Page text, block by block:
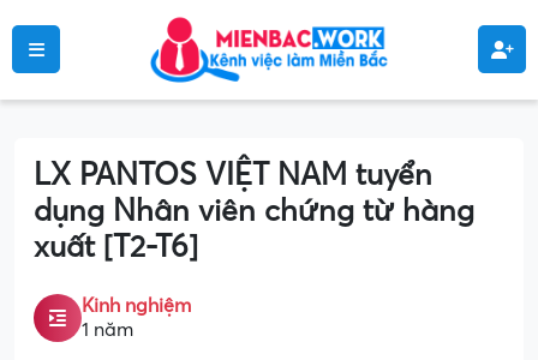
LX PANTOS VIỆT NAM tuyển
dụng Nhân viên chứng từ hàng
xuất [T2-T6]
Kinh nghiệm
1 năm